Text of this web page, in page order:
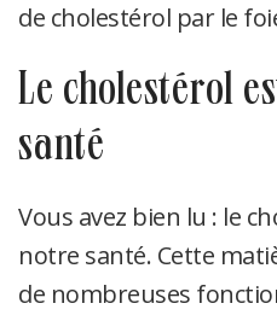
de cholestérol par le
le cholestérol est vital pour la
santé
Vous avez bien lu : le
notre santé. Cette
de nombreuses